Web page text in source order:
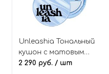
Unleashia Тональный
кушон с матовым
финишем, оттенок
2 290 руб. / шт